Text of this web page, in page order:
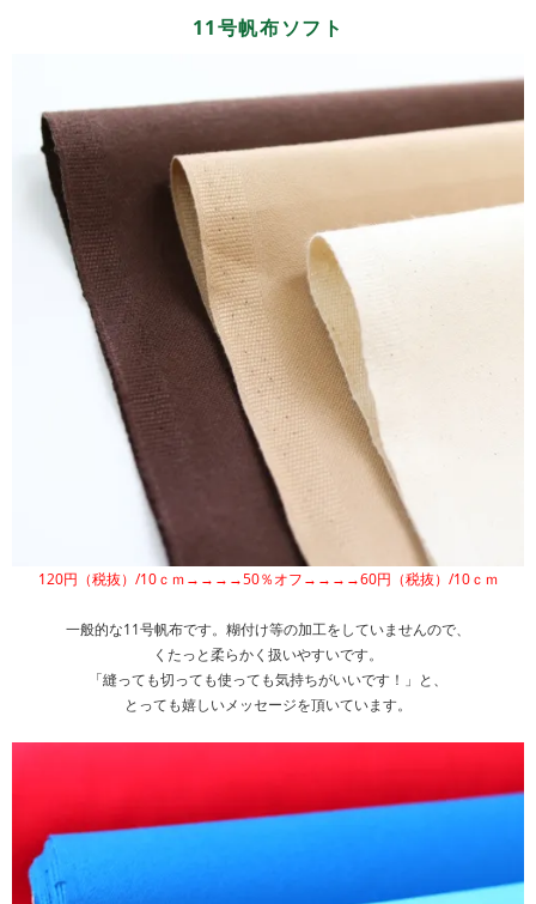
11号帆布ソフト
120円（税抜）/10ｃｍ→→→→50％オフ→→→→60円（税抜）/10ｃｍ
一般的な11号帆布です。糊付け等の加工をしていませんので、
くたっと柔らかく扱いやすいです。
「縫っても切っても使っても気持ちがいいです！」と、
とっても嬉しいメッセージを頂いています。